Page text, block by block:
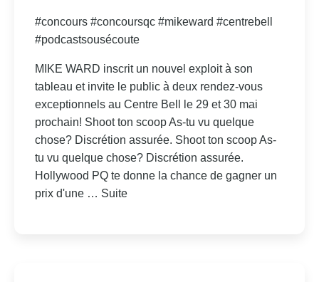
#concours #concoursqc #mikeward #centrebell
#podcastsousécoute
MIKE WARD inscrit un nouvel exploit à son
tableau et invite le public à deux rendez-vous
exceptionnels au Centre Bell le 29 et 30 mai
prochain! Shoot ton scoop As-tu vu quelque
chose? Discrétion assurée. Shoot ton scoop As-
tu vu quelque chose? Discrétion assurée.
Hollywood PQ te donne la chance de gagner un
prix d'une … Suite